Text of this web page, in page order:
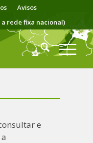
Avisos
a rede fixa nacional)
e